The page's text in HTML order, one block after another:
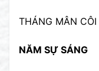
THÁNG MÂN
NĂM SỰ SÁNG